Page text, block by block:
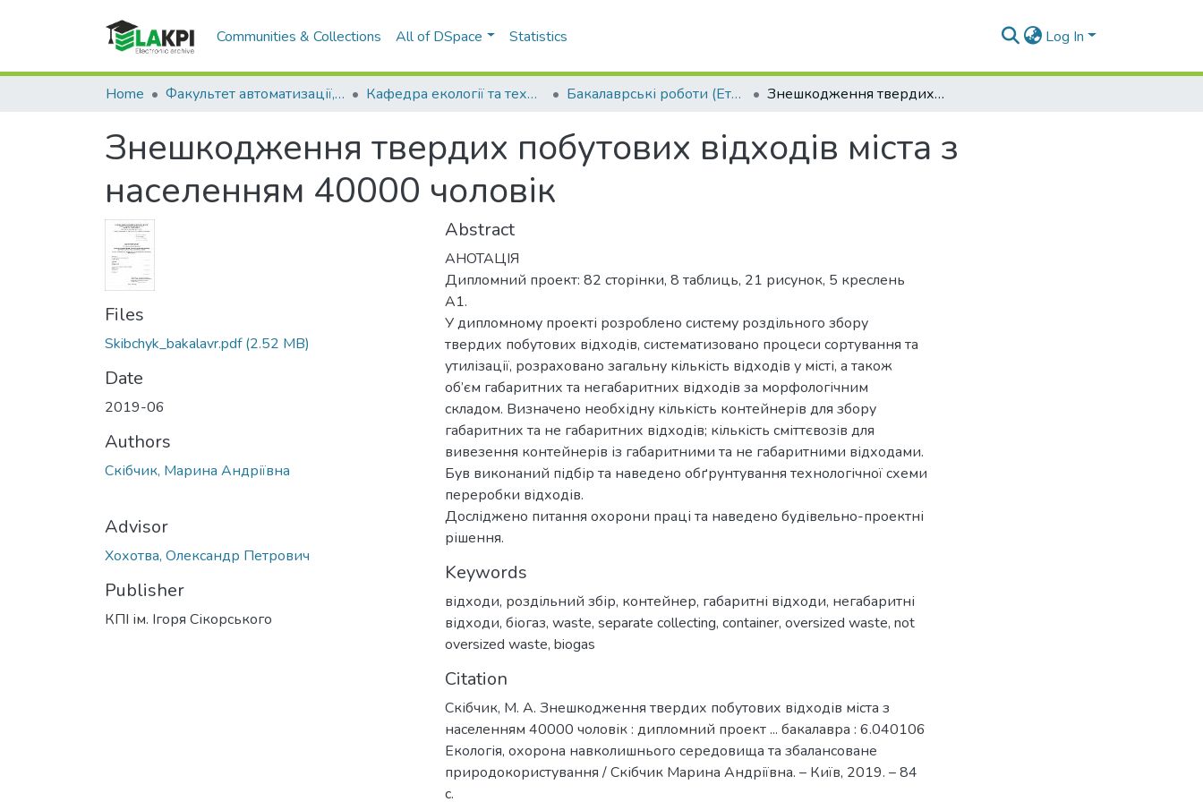
Communities & Collections All of DSpace Statistics Log In
Home Факультет автоматизації, промислової інженерії та екології (ФАПІЕ) Кафедра екології та технології рослинних полімерів (ЕтаТРП) Бакалаврські роботи (ЕтаТРП) Знешкодження твердих побутових відходів міста з населенням 40000 чоловік
Знешкодження твердих побутових відходів міста з
населенням 40000 чоловік
Files
Skibchyk_bakalavr.pdf(2.52 MB)
Date
2019-06
Authors
Скібчик, Марина Андріївна
Advisor
Хохотва, Олександр Петрович
Publisher
КПІ ім. Ігоря Сікорського
Abstract
АНОТАЦІЯ
Дипломний проект: 82 сторінки, 8 таблиць, 21 рисунок, 5 креслень
А1.
У дипломному проекті розроблено систему роздільного збору
твердих побутових відходів, систематизовано процеси сортування та
утилізації, розраховано загальну кількість відходів у місті, а також
об’єм габаритних та негабаритних відходів за морфологічним
складом. Визначено необхідну кількість контейнерів для збору
габаритних та не габаритних відходів; кількість сміттєвозів для
вивезення контейнерів із габаритними та не габаритними відходами.
Був виконаний підбір та наведено обґрунтування технологічної схеми
переробки відходів.
Досліджено питання охорони праці та наведено будівельно-проектні
рішення.
Keywords
відходи, роздільний збір, контейнер, габаритні відходи, негабаритні
відходи, біогаз, waste, separate collecting, container, oversized waste, not
oversized waste, biogas
Citation
Скібчик, М. А. Знешкодження твердих побутових відходів міста з
населенням 40000 чоловік : дипломний проект ... бакалавра : 6.040106
Екологія, охорона навколишнього середовища та збалансоване
природокористування / Скібчик Марина Андріївна. – Київ, 2019. – 84
с.